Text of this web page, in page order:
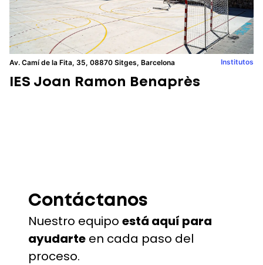
Av. Camí de la Fita, 35, 08870 Sitges, Barcelona Institutos
IES Joan Ramon Benaprès
Contáctanos
Nuestro equipo está aquí para
ayudarte en cada paso del
proceso.